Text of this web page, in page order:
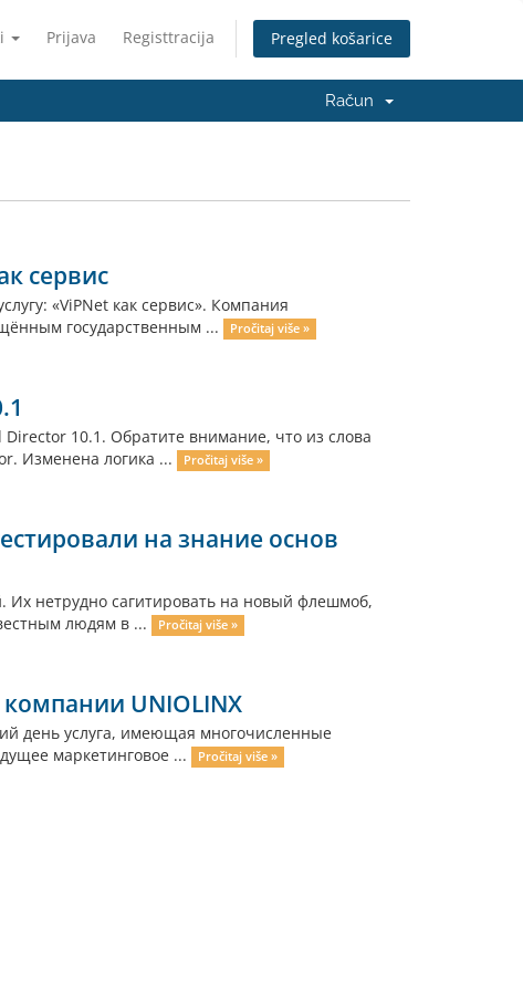
Prijava Registtracija Pregled košarice
Račun
сервис
«ViPNet как сервис». Компания
государственным ...
Pročitaj više »
10.1. Обратите внимание, что из слова
Изменена логика ...
Pročitaj više »
на знание основ
нетрудно сагитировать на новый флешмоб,
людям в ...
Pročitaj više »
UNIOLINX
день услуга, имеющая многочисленные
маркетинговое ...
Pročitaj više »